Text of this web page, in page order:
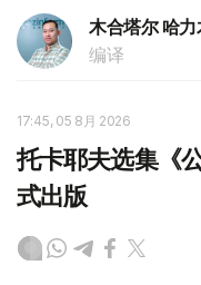
木合塔尔 哈力
编译
17:45, 05 8月 2026
托卡耶夫选集《
式出版